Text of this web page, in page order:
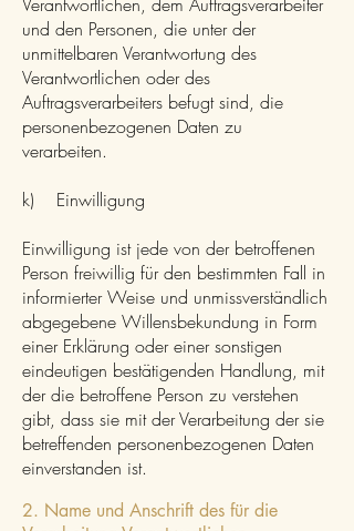
und den Personen, die unter der
unmittelbaren Verantwortung des
Verantwortlichen oder des
Auftragsverarbeiters befugt sind, die
personenbezogenen Daten zu
verarbeiten.
k) Einwilligung
Einwilligung ist jede von der betroffenen
Person freiwillig für den bestimmten Fall in
informierter Weise und unmissverständlich
abgegebene Willensbekundung in Form
einer Erklärung oder einer sonstigen
eindeutigen bestätigenden Handlung, mit
der die betroffene Person zu verstehen
gibt, dass sie mit der Verarbeitung der sie
betreffenden personenbezogenen Daten
einverstanden ist.
2. Name und Anschrift des für die